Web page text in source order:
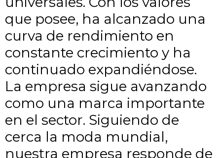
que posee, ha alcanzado una
curva de rendimiento en
constante crecimiento y ha
continuado expandiéndose.
La empresa sigue avanzando
como una marca importante
en el sector. Siguiendo de
cerca la moda mundial,
nuestra empresa responde de